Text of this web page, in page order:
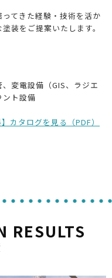
てきた経験・技術を活か
装をご提案いたします。
変電設備（GIS、ラジエ
ント設備
カタログを見る（PDF）
RESULTS